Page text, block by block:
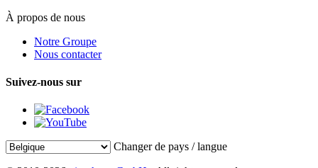
À propos de nous
Notre Groupe
Nous contacter
Suivez-nous sur
Changer de pays / langue